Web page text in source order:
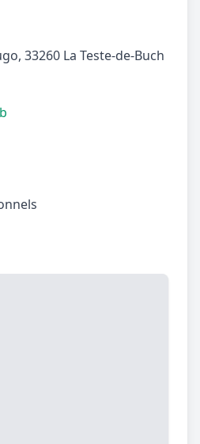
33260 La Teste-de-Buch